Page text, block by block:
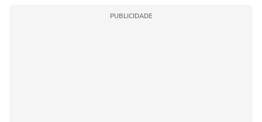
PUBLICIDADE